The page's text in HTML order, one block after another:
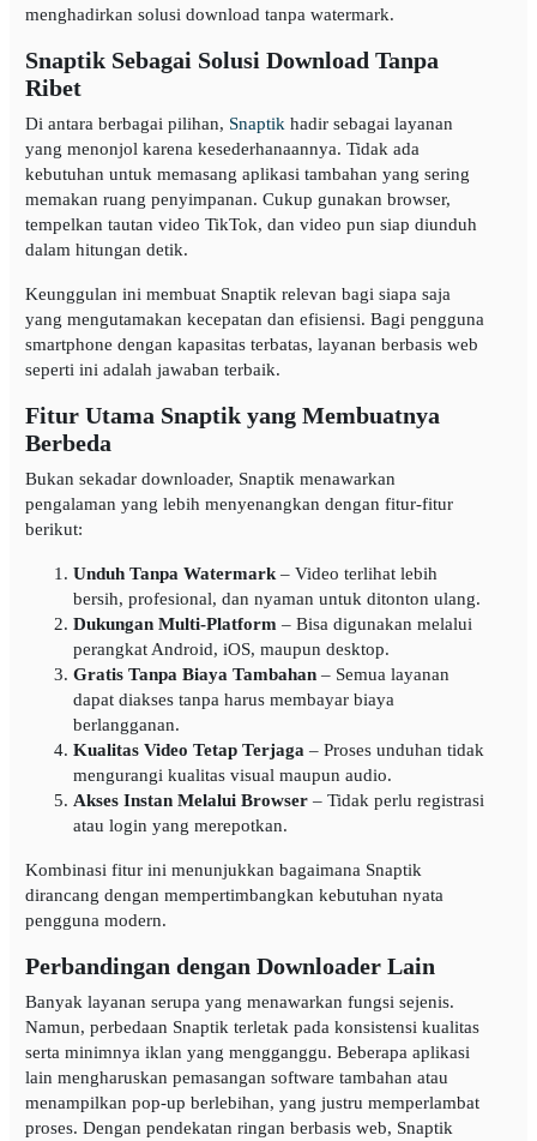
menghadirkan solusi download tanpa watermark.
Snaptik Sebagai Solusi Download Tanpa
Ribet
Di antara berbagai pilihan, Snaptik hadir sebagai layanan
yang menonjol karena kesederhanaannya. Tidak ada
kebutuhan untuk memasang aplikasi tambahan yang sering
memakan ruang penyimpanan. Cukup gunakan browser,
tempelkan tautan video TikTok, dan video pun siap diunduh
dalam hitungan detik.
Keunggulan ini membuat Snaptik relevan bagi siapa saja
yang mengutamakan kecepatan dan efisiensi. Bagi pengguna
smartphone dengan kapasitas terbatas, layanan berbasis web
seperti ini adalah jawaban terbaik.
Fitur Utama Snaptik yang Membuatnya
Berbeda
Bukan sekadar downloader, Snaptik menawarkan
pengalaman yang lebih menyenangkan dengan fitur-fitur
berikut:
Unduh Tanpa Watermark– Video terlihat lebih
bersih, profesional, dan nyaman untuk ditonton ulang.
Dukungan Multi-Platform – Bisa digunakan melalui
perangkat Android, iOS, maupun desktop.
Gratis Tanpa Biaya Tambahan– Semua layanan
dapat diakses tanpa harus membayar biaya
berlangganan.
Kualitas Video Tetap Terjaga – Proses unduhan tidak
mengurangi kualitas visual maupun audio.
Akses Instan Melalui Browser– Tidak perlu registrasi
atau login yang merepotkan.
Kombinasi fitur ini menunjukkan bagaimana Snaptik
dirancang dengan mempertimbangkan kebutuhan nyata
pengguna modern.
Perbandingan dengan Downloader Lain
Banyak layanan serupa yang menawarkan fungsi sejenis.
Namun, perbedaan Snaptik terletak pada konsistensi kualitas
serta minimnya iklan yang mengganggu. Beberapa aplikasi
lain mengharuskan pemasangan software tambahan atau
menampilkan pop-up berlebihan, yang justru memperlambat
proses. Dengan pendekatan ringan berbasis web, Snaptik